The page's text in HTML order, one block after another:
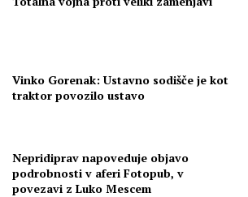
Vinko Gorenak: Ustavno sodišče je kot
traktor povozilo ustavo
Nepridiprav napoveduje objavo
podrobnosti v aferi Fotopub, v
povezavi z Luko Mescem